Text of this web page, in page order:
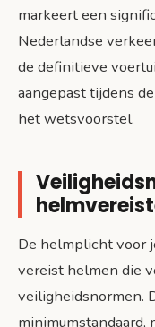
markeert een
Nederlandse
de definitieve
aangepast tijdens
het wetsvoorstel.
De helmplicht voor
vereist helmen die
veiligheidsnormen.